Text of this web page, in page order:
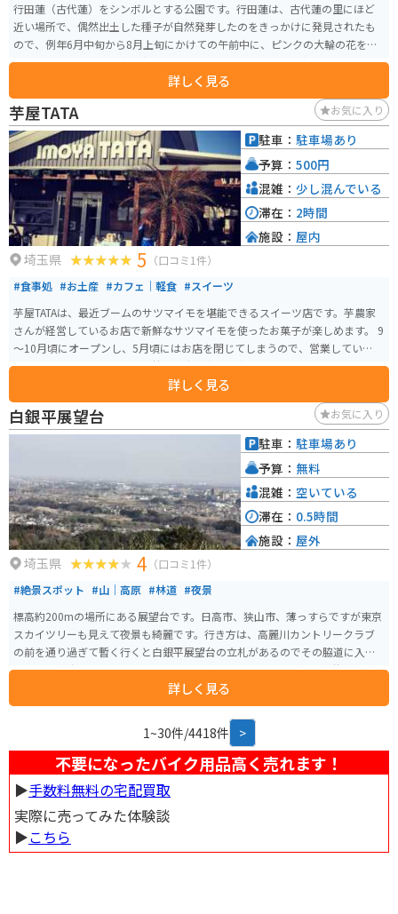
行田蓮（古代蓮）をシンボルとする公園です。行田蓮は、古代蓮の里にほど
近い場所で、偶然出土した種子が自然発芽したのをきっかけに発見されたも
ので、例年6月中旬から8月上旬にかけての午前中に、ピンクの大輪の花を咲
かせます。 原始的な形態を持つ1400〜3000年前のものと推定されており、行
田市の天然記念物に指定されています。園内には、蓮の学習施設や、高さ50
mの展望室を備えた古代蓮会館などがあります。
詳しく見る
芋屋TATA お気に入り
埼玉県 5 （口コミ1件）
#食事処 #お土産 #カフェ｜軽食 #スイーツ
芋屋TATAは、最近ブームのサツマイモを堪能できるスイーツ店です。芋農家
さんが経営しているお店で新鮮なサツマイモを使ったお菓子が楽しめます。 9
～10月頃にオープンし、5月頃にはお店を閉じてしまうので、営業しているか
確認が必要です。昨年には農林水産大臣賞を受賞しているお店です。
詳しく見る
駐車： 駐車場あり
予算： 500円
混雑： 少し混んでいる
滞在： 2時間
施設： 屋内
白銀平展望台 お気に入り
埼玉県 4 （口コミ1件）
#絶景スポット #山｜高原 #林道 #夜景
標高約200mの場所にある展望台です。日高市、狭山市、薄っすらですが東京
スカイツリーも見えて夜景も綺麗です。行き方は、高麗川カントリークラブ
の前を通り過ぎて暫く行くと白銀平展望台の立札があるのでその脇道に入り
ます。 展望台の100mぐらい手前にある東屋までは狭いながらも舗装道路があ
り、車やバイクでその東屋まで行く事が可能です。そこには小さな無料駐車
スペースがあります。東屋から山道によくある横木階段を上がると白い建物
があり、その建物の階段を上がった所が絶景スポットになります。トイレは
無いので何処かで済ませておいた方が良いです。
詳しく見る
駐車： 駐車場あり
予算： 無料
混雑： 空いている
滞在： 0.5時間
施設： 屋外
1~30件/4418件 >
不要になったバイク用品高く売れます！
▶︎手数料無料の宅配買取
実際に売ってみた体験談
▶︎こちら